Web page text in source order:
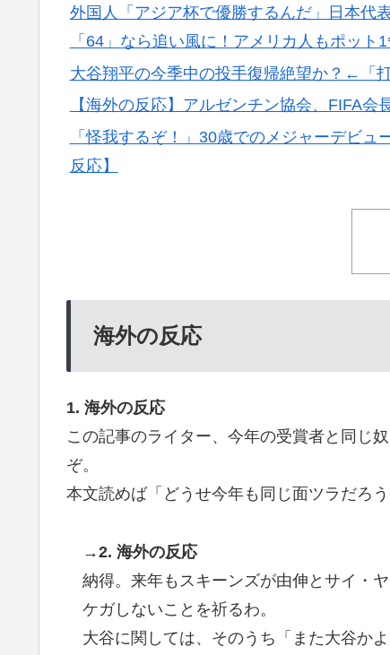
▶ ぺこぱ松蔭寺「みんな右とか左とか拘りす
▶ 【伝説の100得点、いまだ都市伝説扱い】
▶ 【海外の反応】アルゼンチン協会、FIFA会
▶ 韓国人「過去のW杯で韓国代表がドーピン
→「恥ずかしい…（ﾌﾞﾙﾌﾞﾙ」＝韓国の反応
▶ アメリカ「お前らの国でしか愛されてない
外国人「アジア杯で優勝するんだ」日本代
「64」なら追い風に！アメリカ人もポット
大谷翔平の今季中の投手復帰絶望か？←「
【海外の反応】アルゼンチン協会、FIFA会
「怪我するぞ！」30歳でのメジャーデビ
反応】
海外の反応
1. 海外の反応
この記事のライター、今年の受賞者と同じ
ぞ。
本文読めば「どうせ今年も同じ面ツラだろ
→2. 海外の反応
納得。来年もスキーンズが由伸とサイ・
ケガしないことを祈るわ。
大谷に関しては、そのうち「また大谷か